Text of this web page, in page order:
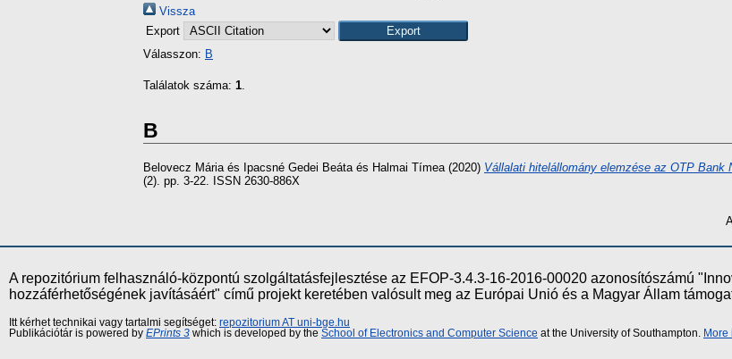
Vissza
Export
Válasszon: B
Találatok száma: 1.
B
Belovecz Máriaés Ipacsné Gedei Beátaés Halmai Tímea(2020) Vállalati hitelállomány elemzése az OTP Bank
(2). pp. 3-22. ISSN 2630-886X
A repozitórium felhasználó-központú szolgáltatásfejlesztése az EFOP-3.4.3-16-2016-00020 azonosítószámú
hozzáférhetőségének javításáért" című projekt keretében valósult meg az Európai Unió és a Magyar Állam
Itt kérhet technikai vagy tartalmi segítséget: repozitorium AT uni-bge.hu
Publikációtár is powered by EPrints 3 which is developed by the School of Electronics and Computer Science at the University of Southampton. More